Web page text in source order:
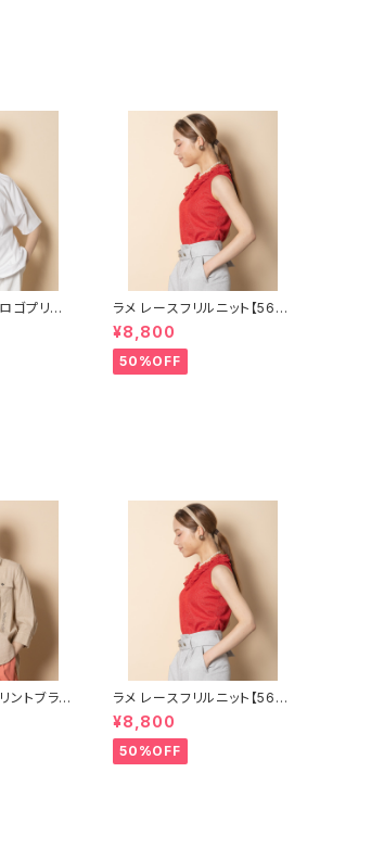
ゴプリント
】
ラメ レースフリルニット【566
8101】
¥8,800
50%OFF
ントブラウ
ラメ レースフリルニット【566
8101】
¥8,800
50%OFF